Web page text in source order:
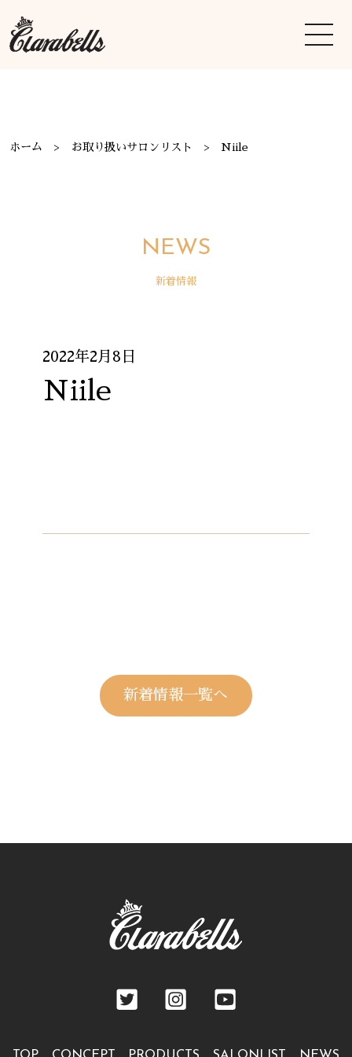
ホーム お取り扱いサロンリスト Niile
NEWS
新着情報
2022年2月8日
Niile
新着情報一覧へ